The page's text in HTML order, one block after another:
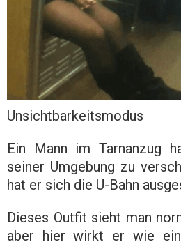
Unsichtbarkeitsmodus
Ein Mann im Tarnanzug
seiner Umgebung zu
hat er sich die U-Bahn
Dieses Outfit sieht man
aber hier wirkt er wie ein